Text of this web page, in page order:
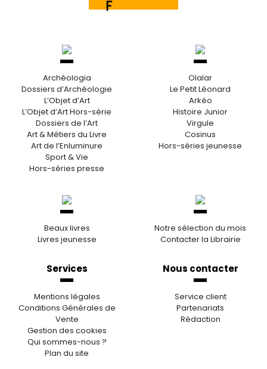
Archéologia
Dossiers d’Archéologie
L’Objet d’Art
L’Objet d’Art Hors-série
Dossiers de l’Art
Art & Métiers du Livre
Art de l’Enluminure
Sport & Vie
Hors-séries presse
Olalar
Le Petit Léonard
Arkéo
Histoire Junior
Virgule
Cosinus
Hors-séries jeunesse
Beaux livres
Livres jeunesse
Notre sélection du mois
Contacter la Librairie
Services
Mentions légales
Conditions Générales de
Vente
Gestion des cookies
Qui sommes-nous ?
Plan du site
Nous contacter
Service client
Partenariats
Rédaction